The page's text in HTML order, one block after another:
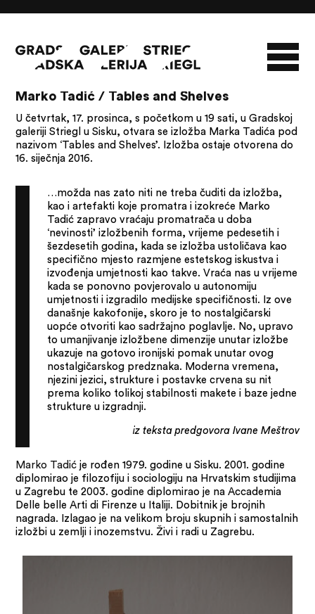
NOVOSTI
O GALERIJI
INFO
SLAVO STRIEGL
ZBIRKA STRIEGL
Marko Tadić / Tables and Shelves
U četvrtak, 17. prosinca, s početkom u 19 sati, u Gradskoj
galeriji Striegl u Sisku, otvara se izložba Marka Tadića pod
nazivom ‘Tables and Shelves’. Izložba ostaje otvorena do
16. siječnja 2016.
…možda nas zato niti ne treba čuditi da izložba,
kao i artefakti koje promatra i izokreće Marko
Tadić zapravo vraćaju promatrača u doba
‘nevinosti’ izložbenih forma, vrijeme pedesetih i
šezdesetih godina, kada se izložba ustoličava kao
specifično mjesto razmjene estetskog iskustva i
izvođenja umjetnosti kao takve. Vraća nas u vrijeme
kada se ponovno povjerovalo u autonomiju
umjetnosti i izgradilo medijske specifičnosti. Iz ove
današnje kakofonije, skoro je to nostalgičarski
uopće otvoriti kao sadržajno poglavlje. No, upravo
to umanjivanje izložbene dimenzije unutar izložbe
ukazuje na gotovo ironijski pomak unutar ovog
nostalgičarskog predznaka. Moderna vremena,
njezini jezici, strukture i postavke crvena su nit
prema koliko tolikoj stabilnosti makete i baze jedne
strukture u izgradnji.
iz teksta predgovora Ivane Meštrov
Marko Tadićje rođen 1979. godine u Sisku. 2001. godine
diplomirao je filozofiju i sociologiju na Hrvatskim studijima
u Zagrebu te 2003. godine diplomirao je na Accademia
Delle belle Arti di Firenze u Italiji. Dobitnik je brojnih
nagrada. Izlagao je na velikom broju skupnih i samostalnih
izložbi u zemlji i inozemstvu. Živi i radi u Zagrebu.